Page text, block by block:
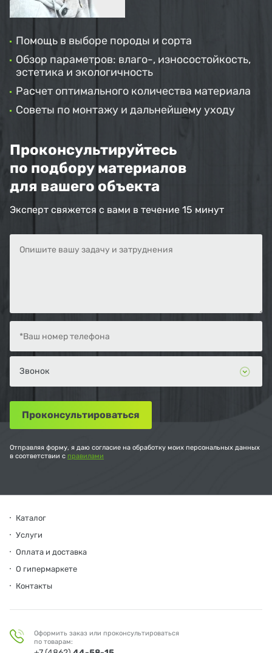
Помощь в выборе породы и сорта
Обзор параметров: влаго-, износостойкость,
эстетика и экологичность
Расчет оптимального количества материала
Советы по монтажу и дальнейшему уходу
Проконсультируйтесь
по подбору материалов
для вашего объекта
Эксперт свяжется с вами в течение 15 минут
Отправляя форму, я даю согласие на обработку моих персональных данных
в соответствии с правилами
Каталог
Услуги
Оплата и доставка
О гипермаркете
Контакты
Оформить заказ или проконсультироваться
по товарам: